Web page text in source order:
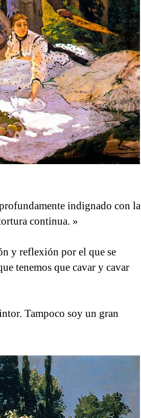
indignado con la
continua. »
y reflexión por el que se
tenemos que cavar y cavar
Tampoco soy un gran